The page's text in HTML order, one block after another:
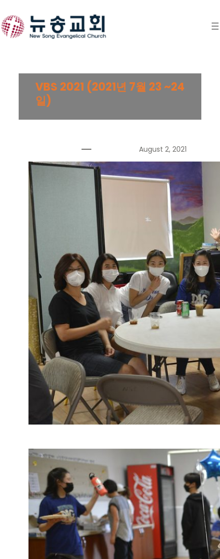
to
content
VBS 2021 (2021년 7월 23 ~24
일)
August 2, 2021